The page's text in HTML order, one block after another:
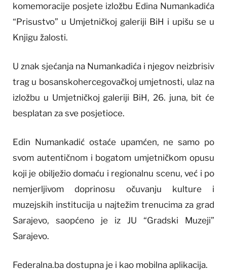
komemoracije posjete izložbu Edina Numankadića
“Prisustvo” u Umjetničkoj galeriji BiH i upišu se u
Knjigu žalosti.
U znak sjećanja na Numankadića i njegov neizbrisiv
trag u bosanskohercegovačkoj umjetnosti, ulaz na
izložbu u Umjetničkoj galeriji BiH, 26. juna, bit će
besplatan za sve posjetioce.
Edin Numankadić ostaće upamćen, ne samo po
svom autentičnom i bogatom umjetničkom opusu
koji je obilježio domaću i regionalnu scenu, već i po
nemjerljivom doprinosu očuvanju kulture i
muzejskih institucija u najtežim trenucima za grad
Sarajevo, saopćeno je iz JU “Gradski Muzeji”
Sarajevo.
Federalna.ba dostupna je i kao mobilna aplikacija.